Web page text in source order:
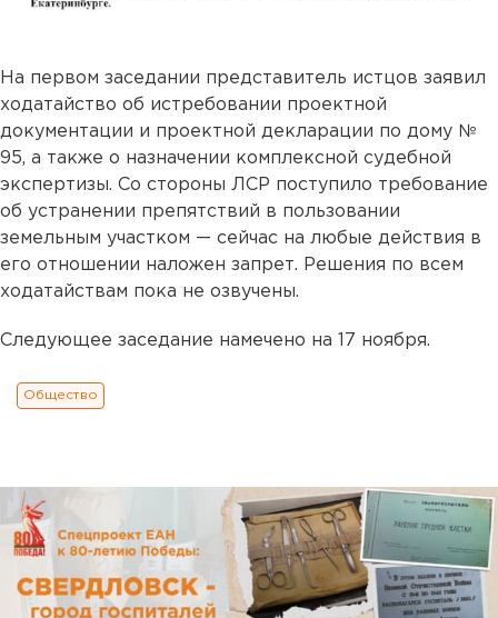
На первом заседании представитель истцов заявил
ходатайство об истребовании проектной
документации и проектной декларации по дому №
95, а также о назначении комплексной судебной
экспертизы. Со стороны ЛСР поступило требование
об устранении препятствий в пользовании
земельным участком — сейчас на любые действия в
его отношении наложен запрет. Решения по всем
ходатайствам пока не озвучены.
Следующее заседание намечено на 17 ноября.
Общество